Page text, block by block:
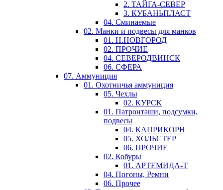
2. ТАЙГА-СЕВЕР
3. КУБАНЬПЛАСТ
04. Сминаемые
02. Манки и подвесы для манков
01. Н.НОВГОРОД
02. ПРОЧИЕ
04. СЕВЕРОДВИНСК
06. СФЕРА
07. Аммуниция
01. Охотничья аммуниция
05. Чехлы
02. КУРСК
01. Патронташи, подсумки,
подвесы
04. КАПРИКОРН
05. ХОЛЬСТЕР
06. ПРОЧИЕ
02. Кобуры
01. АРТЕМИДА-Т
04. Погоны, Ремни
06. Прочее